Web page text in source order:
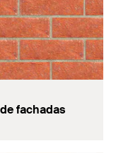
fachadas